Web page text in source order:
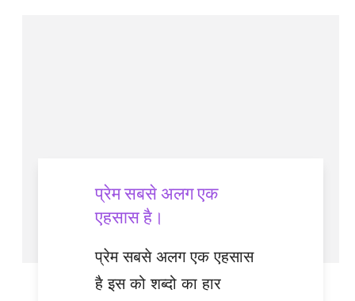
प्रेम सबसे अलग एक
एहसास है।
प्रेम सबसे अलग एक एहसास
है इस को शब्दो का हार